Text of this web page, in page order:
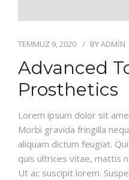
TEMMUZ 9, 2020 BYADMIN
Advanced
Prosthetics
Lorem ipsum dolor sit
Morbi gravida fringilla
aliquam dictum feugiat.
quis ultrices vitae, mattis
Ut ac suscipit lorem.